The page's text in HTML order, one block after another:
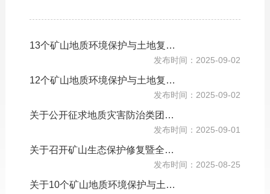
13个矿山地质环境保护与土地复垦方案审查结果公示
发布时间：2025-09-02
12个矿山地质环境保护与土地复垦方案审查结果公示
发布时间：2025-09-02
关于公开征求地质灾害防治类团体标准意见的函
发布时间：2025-09-01
关于召开矿山生态保护修复暨全域土地综合整治业务交流会的通知
发布时间：2025-08-25
关于10个矿山地质环境保护与土地复垦方案审查结果的公示